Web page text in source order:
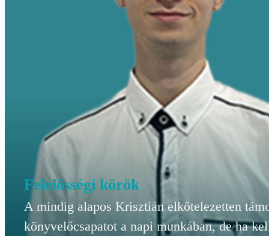
Felelősségi körök
A mindig alapos Krisztián elkötelezetten
könyvelőcsapatot a napi munkában, de ha